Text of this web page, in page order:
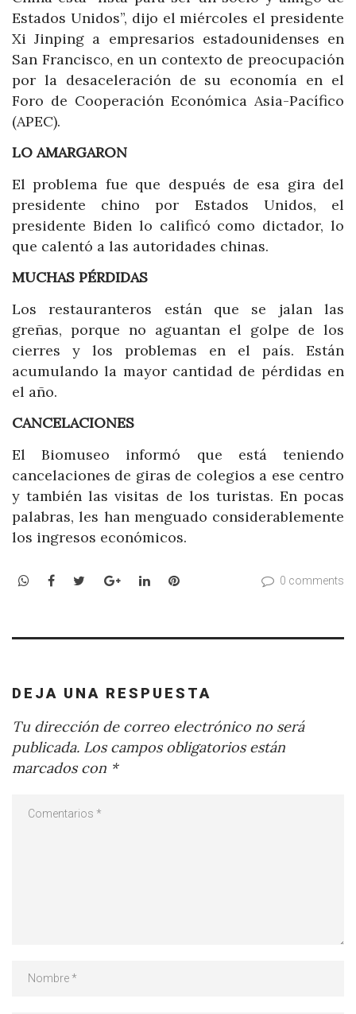
Estados Unidos”, dijo el miércoles el presidente
Xi Jinping a empresarios estadounidenses en
San Francisco, en un contexto de preocupación
por la desaceleración de su economía en el
Foro de Cooperación Económica Asia-Pacífico
(APEC).
LO AMARGARON
El problema fue que después de esa gira del
presidente chino por Estados Unidos, el
presidente Biden lo calificó como dictador, lo
que calentó a las autoridades chinas.
MUCHAS PÉRDIDAS
Los restauranteros están que se jalan las
greñas, porque no aguantan el golpe de los
cierres y los problemas en el país. Están
acumulando la mayor cantidad de pérdidas en
el año.
CANCELACIONES
El Biomuseo informó que está teniendo
cancelaciones de giras de colegios a ese centro
y también las visitas de los turistas. En pocas
palabras, les han menguado considerablemente
los ingresos económicos.
WhatsApp
Facebook
TwitterGoogle+LinkedInPinterest 0 comments
DEJA UNA RESPUESTA
Tu dirección de correo electrónico no será
publicada. Los campos obligatorios están
marcados con *